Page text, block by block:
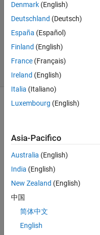
Aggiornato
11 Nov
2021
14
Visualizzazioni
(30 giorni)
o,
ladi
es
Denmark (English)
Deutschland (Deutsch)
España (Español)
Finland (English)
France (Français)
Ireland (English)
Italia (Italiano)
Luxembourg (English)
Asia-Pacifico
Australia (English)
India (English)
New Zealand (English)
中国
简体中文
English